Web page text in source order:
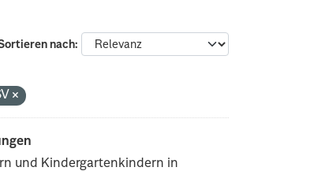
nach
und Kindergartenkindern in